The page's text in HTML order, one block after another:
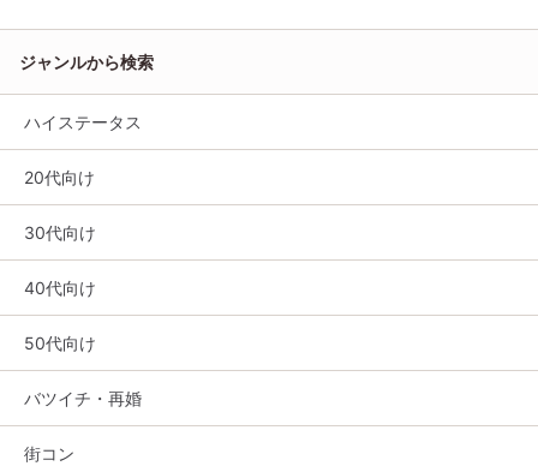
ジャンルから検索
ハイステータス
20代向け
30代向け
40代向け
50代向け
バツイチ・再婚
街コン